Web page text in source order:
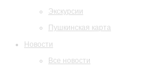
Экскурсии
Пушкинская карта
Новости
Все новости